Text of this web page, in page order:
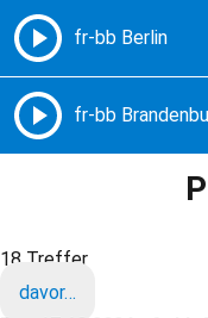
Freie Radios –
18 Treffer
davor…